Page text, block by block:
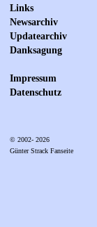
Links
Newsarchiv
Updatearchiv
Danksagung
Impressum
Datenschutz
© 2002- 2026
Günter Strack Fanseite